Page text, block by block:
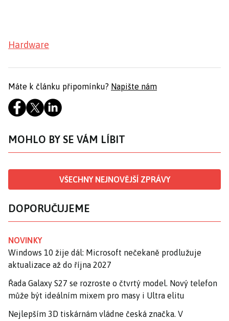
Hardware
Máte k článku připomínku? Napište nám
MOHLO BY SE VÁM LÍBIT
VŠECHNY NEJNOVĚJŠÍ ZPRÁVY
DOPORUČUJEME
NOVINKY
Windows 10 žije dál: Microsoft nečekaně prodlužuje
aktualizace až do října 2027
Řada Galaxy S27 se rozroste o čtvrtý model. Nový telefon
může být ideálním mixem pro masy i Ultra elitu
Nejlepším 3D tiskárnám vládne česká značka. V